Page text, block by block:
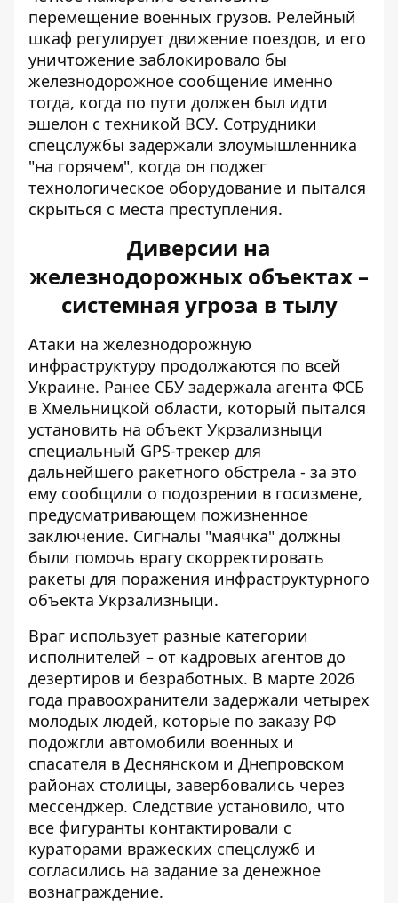
перемещение военных грузов. Релейный
шкаф регулирует движение поездов, и его
уничтожение заблокировало бы
железнодорожное сообщение именно
тогда, когда по пути должен был идти
эшелон с техникой ВСУ. Сотрудники
спецслужбы задержали злоумышленника
"на горячем", когда он поджег
технологическое оборудование и пытался
скрыться с места преступления.
Диверсии на
железнодорожных объектах –
системная угроза в тылу
Атаки на железнодорожную
инфраструктуру продолжаются по всей
Украине. Ранее СБУ задержала агента ФСБ
в Хмельницкой области, который пытался
установить на объект Укрзализныци
специальный GPS-трекер для
дальнейшего ракетного обстрела - за это
ему сообщили о подозрении в госизмене,
предусматривающем пожизненное
заключение. Сигналы "маячка" должны
были помочь врагу скорректировать
ракеты для поражения инфраструктурного
объекта Укрзализныци.
Враг использует разные категории
исполнителей – от кадровых агентов до
дезертиров и безработных. В марте 2026
года правоохранители задержали четырех
молодых людей, которые по заказу РФ
подожгли автомобили военных и
спасателя в Деснянском и Днепровском
районах столицы, завербовались через
мессенджер. Следствие установило, что
все фигуранты контактировали с
кураторами вражеских спецслужб и
согласились на задание за денежное
вознаграждение.